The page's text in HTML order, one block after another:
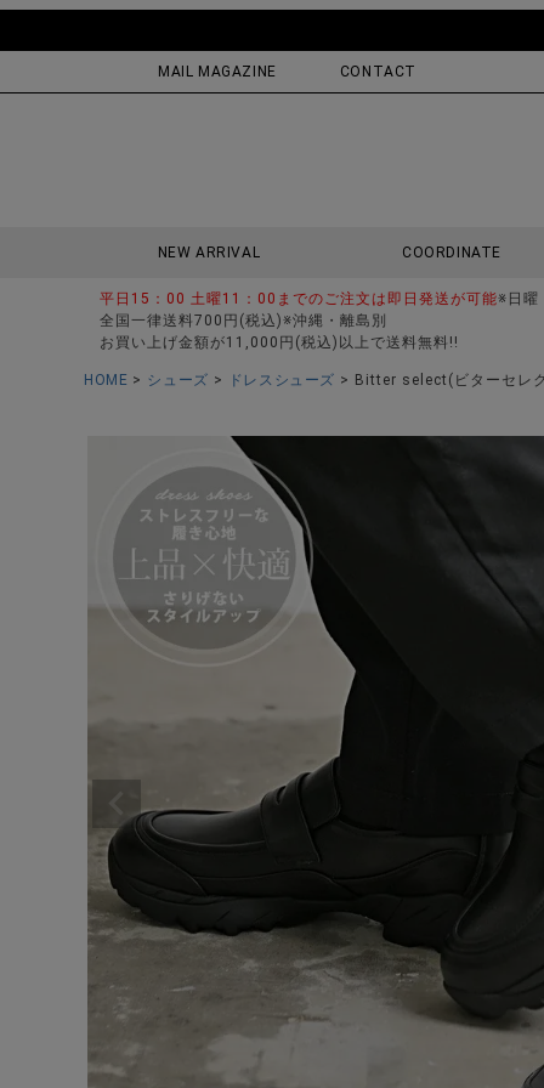
MAIL MAGAZINE CONTACT
NEW ARRIVAL COORDINATE
平日15：00 土曜11：00までのご注文は即日発送が可能※日曜
全国一律送料700円(税込)※沖縄・離島別
お買い上げ金額が11,000円(税込)以上で送料無料!!
HOME シューズ ドレスシューズ Bitter select(ビターセレ